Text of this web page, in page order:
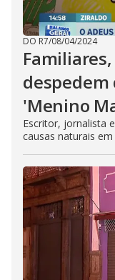
DO R7/08/04/2024
despedem
'Menino
Escritor, jornalista
causas naturais